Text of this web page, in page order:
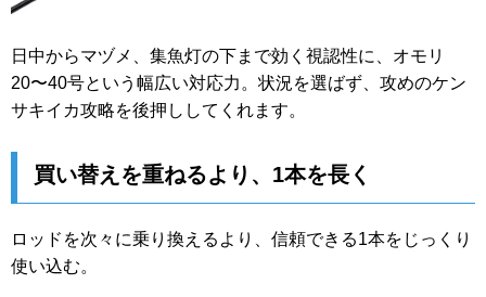
日中からマヅメ、集魚灯の下まで効く視認性に、オモリ
20〜40号という幅広い対応力。状況を選ばず、攻めのケン
サキイカ攻略を後押ししてくれます。
買い替えを重ねるより、1本を長く
ロッドを次々に乗り換えるより、信頼できる1本をじっくり
使い込む。